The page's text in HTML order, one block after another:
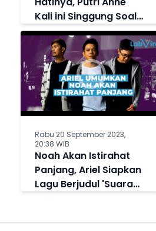
Kali ini Singgung Soal
Hapus Foto Masa Lalu
dari Galeri
Rabu 20 September 2023,
20:38 WIB
Noah Akan Istirahat
Panjang, Ariel Siapkan
Lagu Berjudul 'Suara